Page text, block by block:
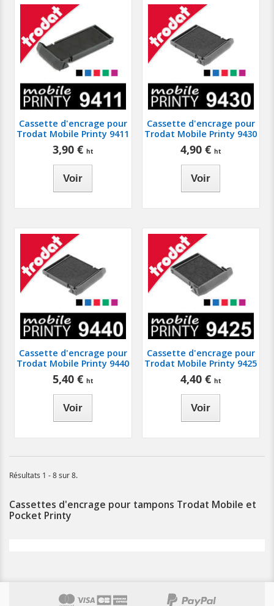
Cassette d'encrage pour
Trodat Mobile Printy 9411
3,90 €
Voir
Cassette d'encrage pour
Trodat Mobile Printy 9430
4,90 €
Voir
Cassette d'encrage pour
Trodat Mobile Printy 9440
5,40 €
Voir
Cassette d'encrage pour
Trodat Mobile Printy 9425
4,40 €
Voir
Résultats 1 - 8 sur 8.
Cassettes d'encrage pour tampons Trodat Mobile et
Pocket Printy